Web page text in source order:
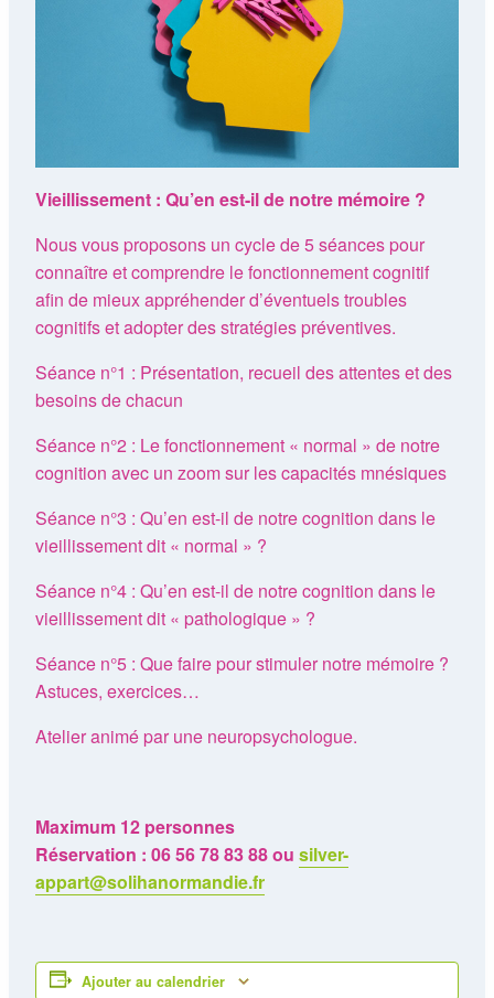
Vieillissement : Qu’en est-il de notre mémoire ?
Nous vous proposons un cycle de 5 séances pour
connaître et comprendre le fonctionnement cognitif
afin de mieux appréhender d’éventuels troubles
cognitifs et adopter des stratégies préventives.
Séance n°1 : Présentation, recueil des attentes et des
besoins de chacun
Séance n°2 : Le fonctionnement « normal » de notre
cognition avec un zoom sur les capacités mnésiques
Séance n°3 : Qu’en est-il de notre cognition dans le
vieillissement dit « normal » ?
Séance n°4 : Qu’en est-il de notre cognition dans le
vieillissement dit « pathologique » ?
Séance n°5 : Que faire pour stimuler notre mémoire ?
Astuces, exercices…
Atelier animé par une neuropsychologue.
Maximum 12 personnes
Réservation : 06 56 78 83 88 ou silver-
appart@solihanormandie.fr
Ajouter au calendrier